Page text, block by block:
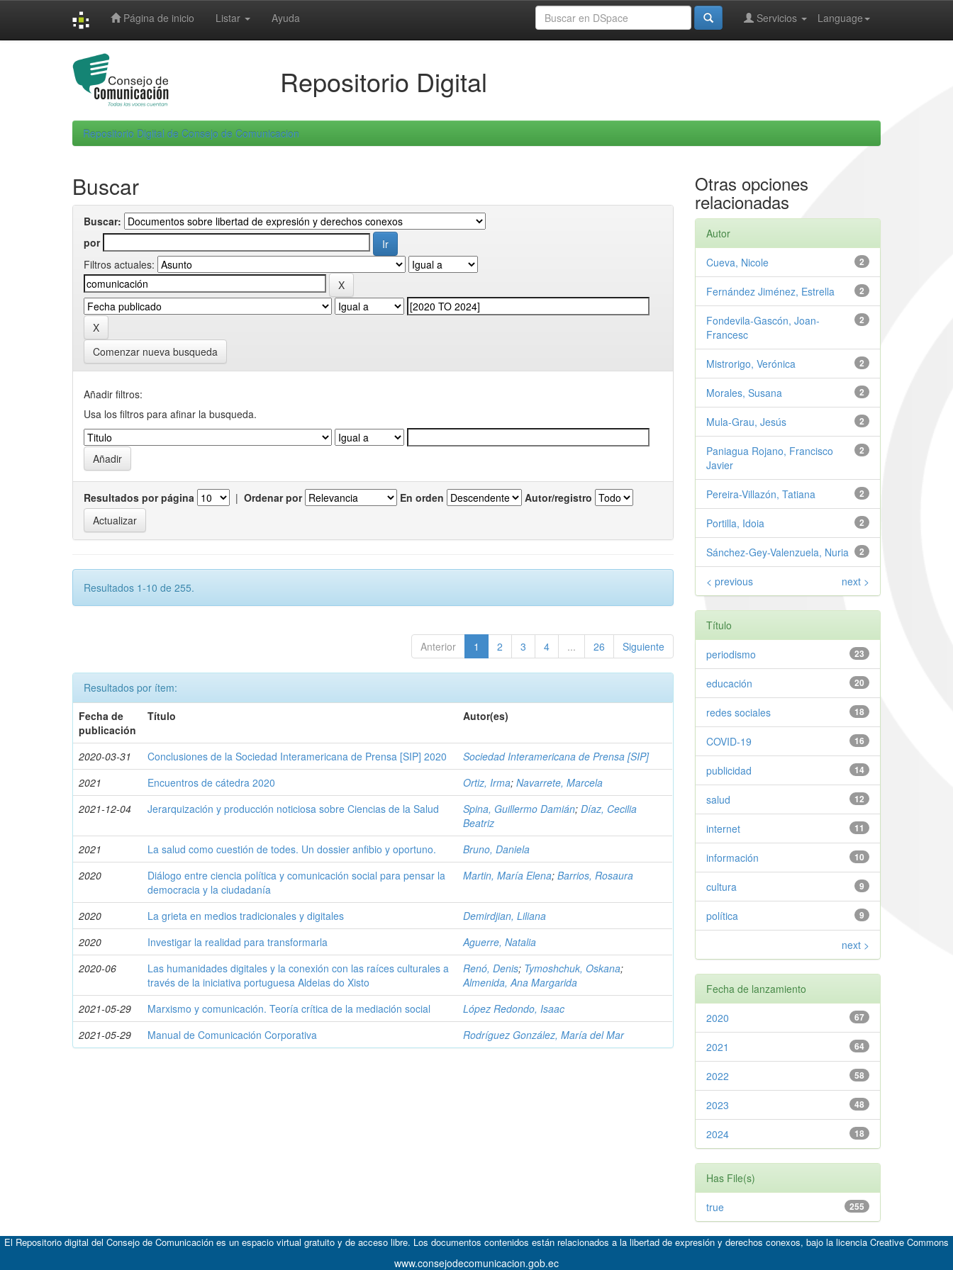
Página de inicio Listar Ayuda Language
Servicios
Repositorio Digital
Repositorio Digital de Consejo de Comunicacion
Buscar
Buscar:
por
Filtros actuales:
Comenzar nueva busqueda
Añadir filtros:
Usa los filtros para afinar la busqueda.
Resultados por página | Ordenar por En orden Autor/registro
Resultados 1-10 de 255.
Anterior 1 2 3 4 ... 26 Siguiente
Resultados por ítem:
Fecha de
publicación
Título Autor(es)
2020-03-31 Conclusiones de la Sociedad Interamericana de Prensa [SIP] 2020
Sociedad Interamericana de Prensa [SIP]
2021
Encuentros de cátedra 2020 Ortiz, Irma;Navarrete, Marcela
2021-12-04
Jerarquización y producción noticiosa sobre Ciencias de la Salud Spina, Guillermo Damián;Díaz, Cecilia
Beatriz
2021
La salud como cuestión de todes. Un dossier anfibio y oportuno.
Bruno, Daniela
2020
Diálogo entre ciencia política y comunicación social para pensar la
democracia y la ciudadanía
Martin, María Elena;Barrios, Rosaura
2020 La grieta en medios tradicionales y digitales
Demirdjian, Liliana
2020
Investigar la realidad para transformarla
Aguerre, Natalia
2020-06
Las humanidades digitales y la conexión con las raíces culturales a
través de la iniciativa portuguesa Aldeias do Xisto
Renó, Denis; Tymoshchuk, Oskana;
Almenida, Ana Margarida
2021-05-29
Marxismo y comunicación. Teoría crítica de la mediación social
López Redondo, Isaac
2021-05-29
Manual de Comunicación Corporativa Rodríguez González, María del Mar
Otras opciones
relacionadas
Autor
2
Cueva, Nicole
2
Fernández Jiménez, Estrella
2
Fondevila-Gascón, Joan-
Francesc
2
Mistrorigo, Verónica
2
Morales, Susana
2
Mula-Grau, Jesús
2
Paniagua Rojano, Francisco
Javier
2
Pereira-Villazón, Tatiana
2
Portilla, Idoia
2
Sánchez-Gey-Valenzuela, Nuria
< previous next >
Título
23
periodismo
20
educación
18
redes sociales
16
COVID-19
14
publicidad
12
salud
11
internet
10
información
9
cultura
9
política
next >
Fecha de lanzamiento
67
2020
64
2021
58
2022
48
2023
18
2024
Has File(s)
255
true
El Repositorio digital del Consejo de Comunicación es un espacio virtual gratuito y de acceso libre. Los documentos contenidos están relacionados a la libertad de expresión y derechos conexos, bajo la licencia Creative Commons
www.consejodecomunicacion.gob.ec